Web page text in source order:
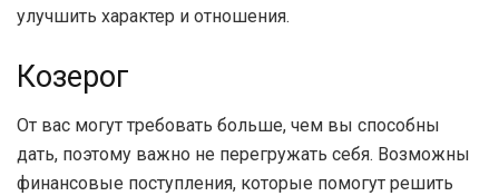
улучшить характер и отношения.
Козерог
От вас могут требовать больше, чем вы способны
дать, поэтому важно не перегружать себя. Возможны
финансовые поступления, которые помогут решить